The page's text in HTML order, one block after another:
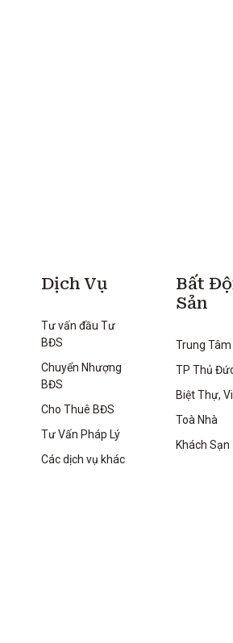
Dịch Vụ
Tư vấn đầu Tư
BĐS
Chuyển Nhượng
BĐS
Cho Thuê BĐS
Tư Vấn Pháp Lý
Các dịch vụ khác
Bất
Sản
Trung Tâm
TP Thủ
Biệt Thự,
Toà Nhà
Khách Sạn